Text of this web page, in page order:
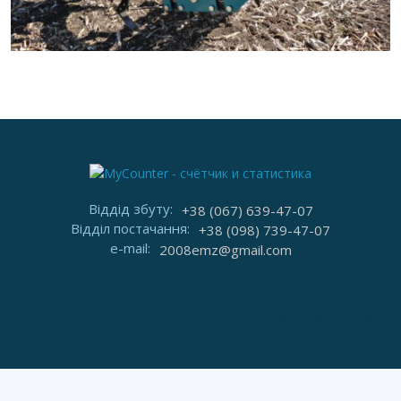
Віддід збуту: +38 (067) 639-47-07
Відділ постачання: +38 (098) 739-47-07
e-mail: 2008emz@gmail.com